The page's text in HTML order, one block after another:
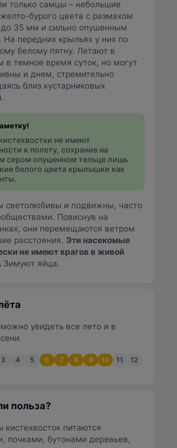
только самцы – небольшие
бурого цвета с размахом
до 35 мм и сильно опушенным
На передних крыльях у них по
белому пятну. Летают в
в темное время суток, но могут
и днем, стремительно
близ кустарниковых
не имеют
к полету, сохранив на
сером опушенном тельце лишь
белого цвета крылышки как
светолюбивы и подвижны, часто
Повиснув на
они перемещаются ветром
расстояния. Эти насекомые
не имеют врагов в живой
Зимуют яйца.
увидеть все лето и в
3 4 5 6 7 8 9 10 11 12
польза?
кистехвосток питаются
почками, бутонами деревьев,